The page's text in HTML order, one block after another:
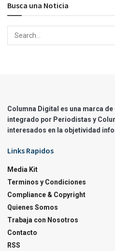
Busca una Noticia
Columna Digital es una marca
integrado por Periodistas y
interesados en la objetividad
Links Rapidos
Media Kit
Terminos y Condiciones
Compliance & Copyright
Quienes Somos
Trabaja con Nosotros
Contacto
RSS